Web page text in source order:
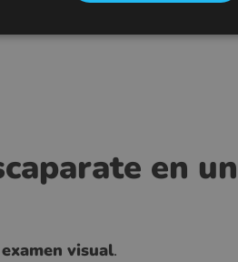
en un
visual.
ROMANIAN